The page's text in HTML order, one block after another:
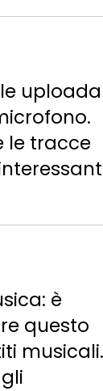
le tracce
è
questo
musicali.